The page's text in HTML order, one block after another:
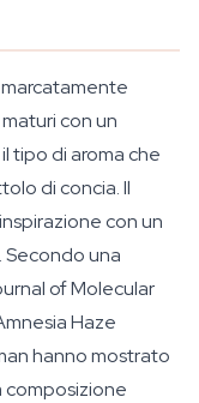
con un
tipo di aroma che
di concia. Il
con un
una
of Molecular
Haze
hanno mostrato
composizione